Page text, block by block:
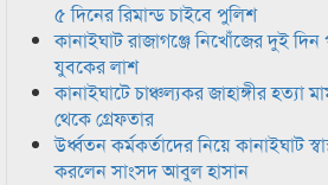
৫ দিনের রিমান্ড চাইবে পুলিশ
কানাইঘাট রাজাগঞ্জে নিখোঁজের দুই
যুবকের লাশ
কানাইঘাটে চাঞ্চল্যকর জাহাঙ্গীর হত্যা
থেকে গ্রেফতার
উর্ধ্বতন কর্মকর্তাদের নিয়ে কানাইঘাট
করলেন সাংসদ আবুল হাসান